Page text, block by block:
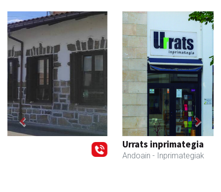
Previous Next